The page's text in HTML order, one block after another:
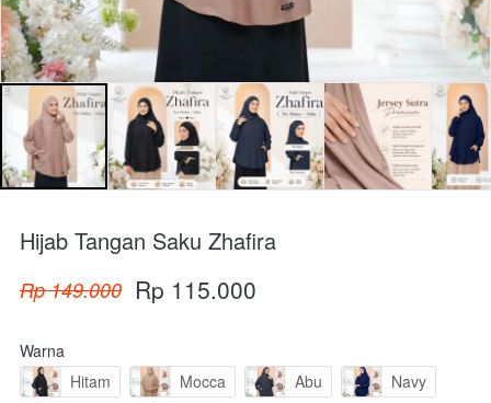
Hijab Tangan Saku Zhafira
Rp 149.000 Rp 115.000
Warna
Hitam
Mocca Abu
Navy